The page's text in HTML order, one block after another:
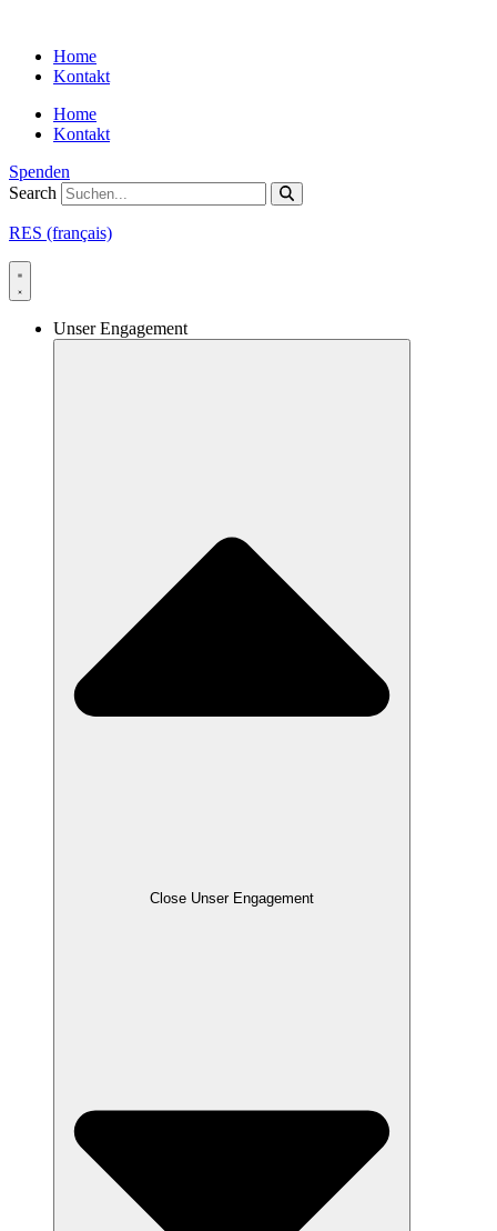
contentHome
Kontakt
Home
Kontakt
Spenden
Search
RES (français)
Unser Engagement
Close Unser Engagement